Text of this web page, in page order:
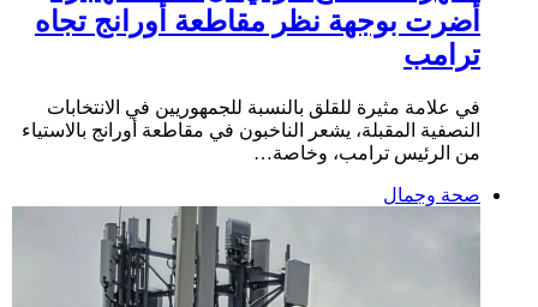
أضرت بوجهة نظر مقاطعة أورانج تجاه
ترامب
في علامة مثيرة للقلق بالنسبة للجمهوريين في الانتخابات
النصفية المقبلة، يشعر الناخبون في مقاطعة أورانج بالاستياء
من الرئيس ترامب، وخاصة…
صحة وجمال